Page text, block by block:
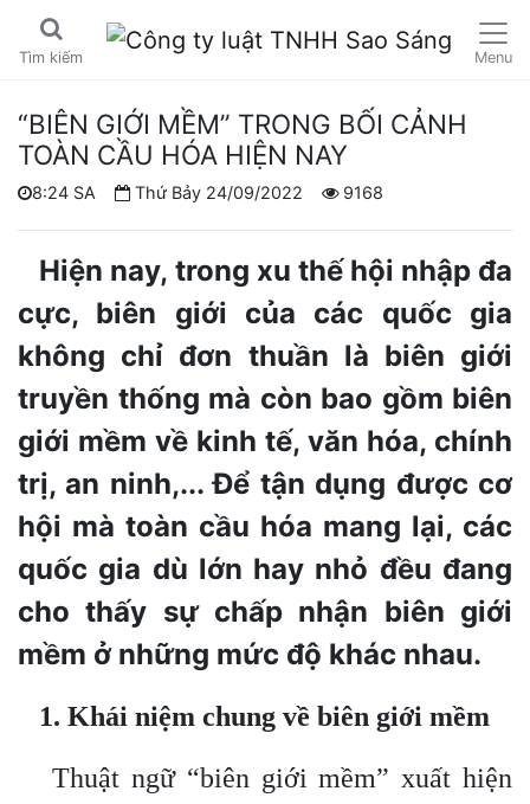
Tìm kiếm Menu
“BIÊN GIỚI MỀM” TRONG BỐI CẢNH
TOÀN CẦU HÓA HIỆN NAY
8:24 SA Thứ Bảy 24/09/2022 9168
Hiện nay, trong xu thế hội nhập đa
cực, biên giới của các quốc gia
không chỉ đơn thuần là biên giới
truyền thống mà còn bao gồm biên
giới mềm về kinh tế, văn hóa, chính
trị, an ninh,... Để tận dụng được cơ
hội mà toàn cầu hóa mang lại, các
quốc gia dù lớn hay nhỏ đều đang
cho thấy sự chấp nhận biên giới
mềm ở những mức độ khác nhau.
1. Khái niệm chung về biên giới mềm
Thuật ngữ “biên giới mềm” xuất hiện